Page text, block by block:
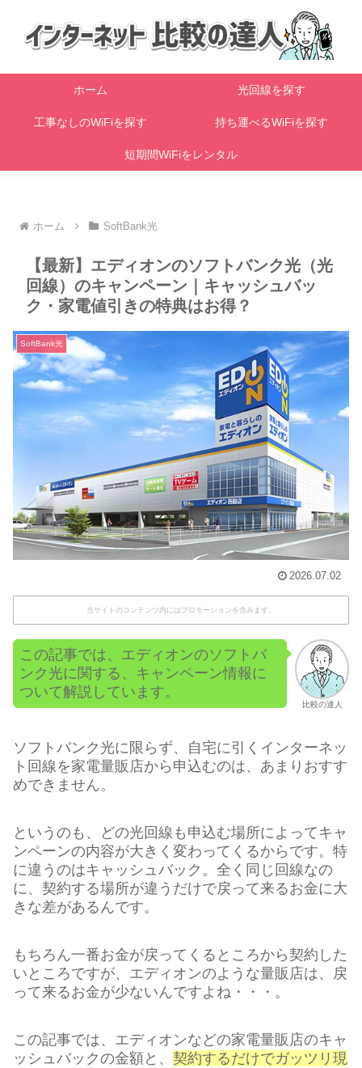
ホーム 光回線を探す
工事なしのWiFiを探す 持ち運べるWiFiを探す
短期間WiFiをレンタル
ホーム SoftBank光
【最新】エディオンのソフトバンク光（光
回線）のキャンペーン｜キャッシュバッ
ク・家電値引きの特典はお得？
SoftBank光
2026.07.02
当サイトのコンテンツ内にはプロモーションを含みます。
比較の達人
この記事では、エディオンのソフトバ
ンク光に関する、キャンペーン情報に
ついて解説しています。
ソフトバンク光に限らず、自宅に引くインターネッ
ト回線を家電量販店から申込むのは、あまりおすす
めできません。
というのも、どの光回線も申込む場所によってキャ
ンペーンの内容が大きく変わってくるからです。特
に違うのはキャッシュバック。全く同じ回線なの
に、契約する場所が違うだけで戻って来るお金に大
きな差があるんです。
もちろん一番お金が戻ってくるところから契約した
いところですが、エディオンのような量販店は、戻
って来るお金が少ないんですよね・・・。
この記事では、エディオンなどの家電量販店のキャ
ッシュバックの金額と、 契約するだけでガッツリ現